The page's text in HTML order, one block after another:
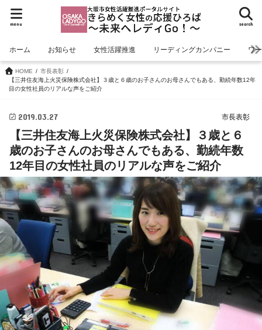
search
menu
ホーム お知らせ 女性活躍推進 リーディングカンパニー ワ
HOME
市長表彰
【三井住友海上火災保険株式会社】３歳と６歳のお子さんのお母さんでもある、勤続年数12年
目の女性社員のリアルな声をご紹介
市長表彰
2019.03.27
【三井住友海上火災保険株式会社】３歳と６
歳のお子さんのお母さんでもある、勤続年数
12年目の女性社員のリアルな声をご紹介